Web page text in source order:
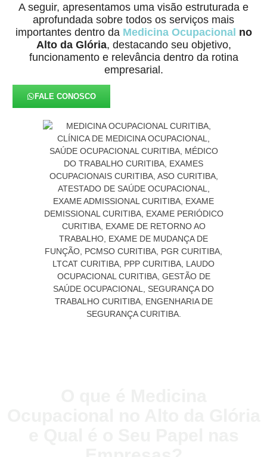
A seguir, apresentamos uma visão estruturada e
aprofundada sobre todos os serviços mais
importantes dentro da Medicina Ocupacional no
Alto da Glória, destacando seu objetivo,
funcionamento e relevância dentro da rotina
empresarial.
FALE CONOSCO